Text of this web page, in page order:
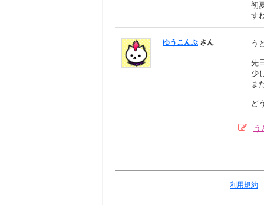
初
す
ゆうこんぶ さん う
先
少
ま
ど
う
利用規約